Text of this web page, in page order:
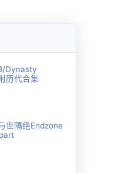
Dynasty
历代合集
世隔绝Endzone